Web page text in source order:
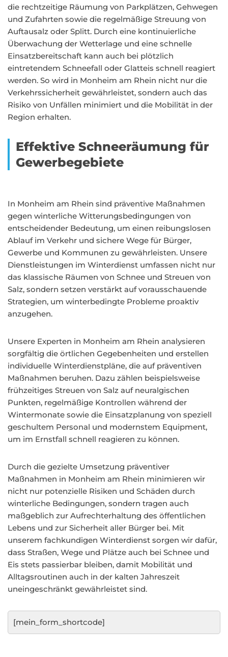
die rechtzeitige Räumung von Parkplätzen, Gehwegen
und Zufahrten sowie die regelmäßige Streuung von
Auftausalz oder Splitt. Durch eine kontinuierliche
Überwachung der Wetterlage und eine schnelle
Einsatzbereitschaft kann auch bei plötzlich
eintretendem Schneefall oder Glatteis schnell reagiert
werden. So wird in Monheim am Rhein nicht nur die
Verkehrssicherheit gewährleistet, sondern auch das
Risiko von Unfällen minimiert und die Mobilität in der
Region erhalten.
Effektive Schneeräumung für
Gewerbegebiete
In Monheim am Rhein sind präventive Maßnahmen
gegen winterliche Witterungsbedingungen von
entscheidender Bedeutung, um einen reibungslosen
Ablauf im Verkehr und sichere Wege für Bürger,
Gewerbe und Kommunen zu gewährleisten. Unsere
Dienstleistungen im Winterdienst umfassen nicht nur
das klassische Räumen von Schnee und Streuen von
Salz, sondern setzen verstärkt auf vorausschauende
Strategien, um winterbedingte Probleme proaktiv
anzugehen.
Unsere Experten in Monheim am Rhein analysieren
sorgfältig die örtlichen Gegebenheiten und erstellen
individuelle Winterdienstpläne, die auf präventiven
Maßnahmen beruhen. Dazu zählen beispielsweise
frühzeitiges Streuen von Salz auf neuralgischen
Punkten, regelmäßige Kontrollen während der
Wintermonate sowie die Einsatzplanung von speziell
geschultem Personal und modernstem Equipment,
um im Ernstfall schnell reagieren zu können.
Durch die gezielte Umsetzung präventiver
Maßnahmen in Monheim am Rhein minimieren wir
nicht nur potenzielle Risiken und Schäden durch
winterliche Bedingungen, sondern tragen auch
maßgeblich zur Aufrechterhaltung des öffentlichen
Lebens und zur Sicherheit aller Bürger bei. Mit
unserem fachkundigen Winterdienst sorgen wir dafür,
dass Straßen, Wege und Plätze auch bei Schnee und
Eis stets passierbar bleiben, damit Mobilität und
Alltagsroutinen auch in der kalten Jahreszeit
uneingeschränkt gewährleistet sind.
[mein_form_shortcode]